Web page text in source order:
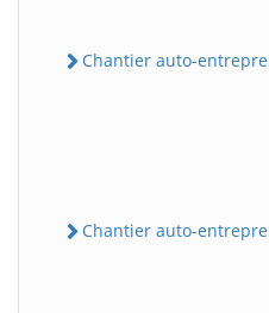
Chantier auto-
Chantier auto-